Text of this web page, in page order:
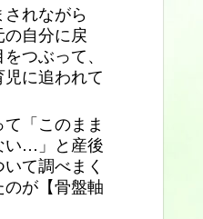
れながら
自分に戻
つぶって、
に追われて
「このまま
い…」と産後
て調べまく
が【骨盤軸